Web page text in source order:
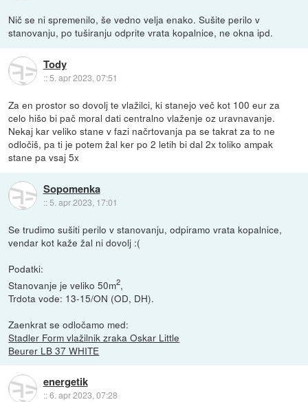
Nič se ni spremenilo, še vedno velja enako. Sušite perilo v
stanovanju, po tuširanju odprite vrata kopalnice, ne okna ipd.
Tody
::5. apr 2023, 07:51
Za en prostor so dovolj te vlažilci, ki stanejo več kot 100 eur za
celo hišo bi pač moral dati centralno vlaženje oz uravnavanje.
Nekaj kar veliko stane v fazi načrtovanja pa se takrat za to ne
odločiš, pa ti je potem žal ker po 2 letih bi dal 2x toliko ampak
stane pa vsaj 5x
Sopomenka
:: 5. apr 2023, 17:01
Se trudimo sušiti perilo v stanovanju, odpiramo vrata kopalnice,
vendar kot kaže žal ni dovolj :(
Podatki:
Stanovanje je veliko 50m2,
Trdota vode: 13-15/ON (OD, DH).
Zaenkrat se odločamo med:
Stadler Form vlažilnik zraka Oskar Little
Beurer LB 37 WHITE
energetik
::6. apr 2023, 07:28